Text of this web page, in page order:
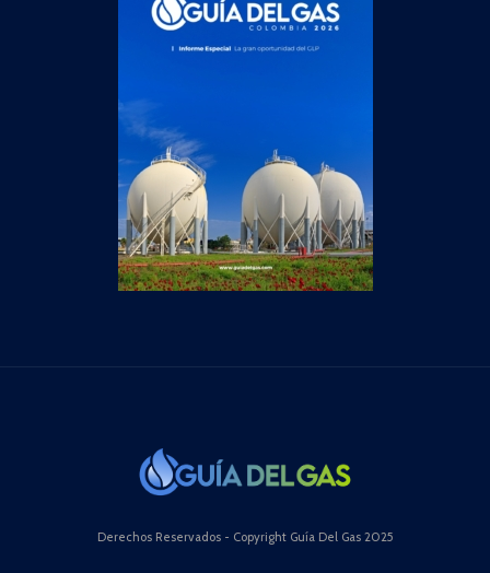
Derechos Reservados - Copyright Guía Del Gas 2025